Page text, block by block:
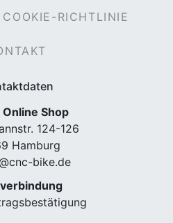
RICHTLINIE
Shop
124-126
Hamburg
bike.de